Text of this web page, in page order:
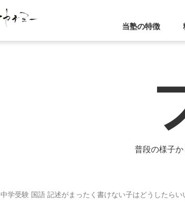
当塾の特徴
普段の様子
中学受験 国語 記述がまったく書けない子はどうしたらい